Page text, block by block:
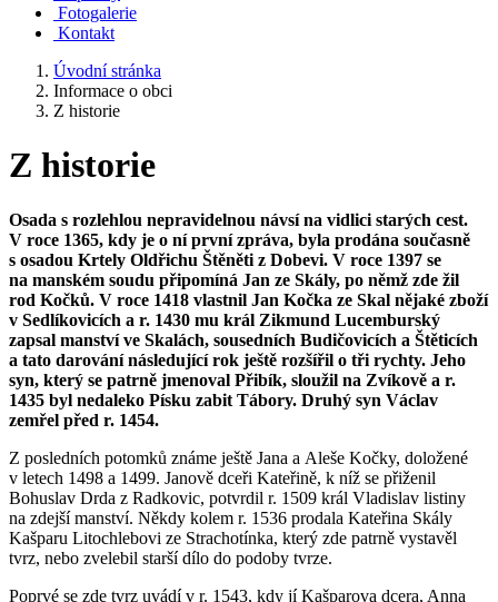
Fotogalerie
Kontakt
Úvodní stránka
Informace o obci
Z historie
Z historie
Osada s rozlehlou nepravidelnou návsí na vidlici starých cest.
V roce 1365, kdy je o ní první zpráva, byla prodána současně
s osadou Krtely Oldřichu Štěněti z Dobevi. V roce 1397 se
na manském soudu připomíná Jan ze Skály, po němž zde žil
rod Kočků. V roce 1418 vlastnil Jan Kočka ze Skal nějaké zboží
v Sedlíkovicích a r. 1430 mu král Zikmund Lucemburský
zapsal manství ve Skalách, sousedních Budičovicích a Štěticích
a tato darování následující rok ještě rozšířil o tři rychty. Jeho
syn, který se patrně jmenoval Přibík, sloužil na Zvíkově a r.
1435 byl nedaleko Písku zabit Tábory. Druhý syn Václav
zemřel před r. 1454.
Z posledních potomků známe ještě Jana a Aleše Kočky, doložené
v letech 1498 a 1499. Janově dceři Kateřině, k níž se přiženil
Bohuslav Drda z Radkovic, potvrdil r. 1509 král Vladislav listiny
na zdejší manství. Někdy kolem r. 1536 prodala Kateřina Skály
Kašparu Litochlebovi ze Strachotínka, který zde patrně vystavěl
tvrz, nebo zvelebil starší dílo do podoby tvrze.
Poprvé se zde tvrz uvádí v r. 1543, kdy jí Kašparova dcera, Anna